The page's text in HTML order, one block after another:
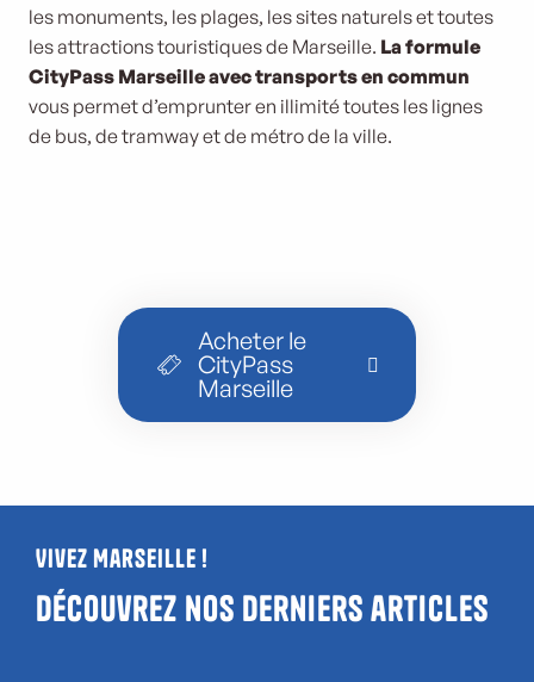
les monuments, les plages, les sites naturels et toutes
les attractions touristiques de Marseille. La formule
CityPass Marseille avec transports en commun
vous permet d’emprunter en illimité toutes les lignes
de bus, de tramway et de métro de la ville.
Acheter le
CityPass
Marseille
Vivez Marseille !
Découvrez nos derniers articles